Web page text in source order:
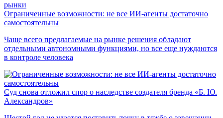
рынки
Ограниченные возможности: не все ИИ-агенты достаточно
самостоятельны
Чаще всего предлагаемые на рынке решения обладают
отдельными автономными функциями, но все еще нуждаются
в контроле человека
Суд снова отложил спор о наследстве создателя бренда «Б. Ю.
Александров»